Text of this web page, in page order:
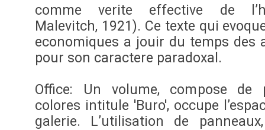
comme verite effective de
Malevitch, 1921). Ce texte qui
economiques a jouir du temps des
pour son caractere paradoxal.
Office: Un volume, compose de
colores intitule 'Buro', occupe
galerie. L’utilisation de